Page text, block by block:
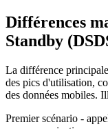
Différences
Standby
La différence
des pics d'utilisation,
des données mobiles.
Premier scénario -